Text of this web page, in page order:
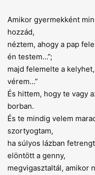
Amikor gyermekként
hozzád,
néztem, ahogy a pap
én testem…”;
majd felemelte a
vérem…”
És hittem, hogy te vagy
borban.
És te mindig velem
szortyogtam,
ha súlyos lázban
elöntött a genny,
megvigasztaltál, amikor